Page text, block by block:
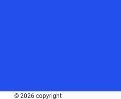
© 2026 copyright